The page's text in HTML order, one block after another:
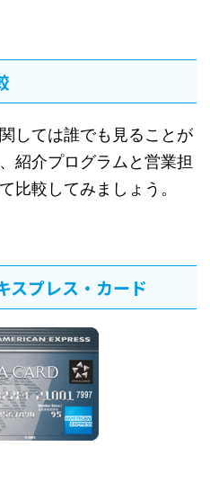
しては誰でも見ることが
紹介プログラムと営業担
比較してみましょう。
スプレス・カード